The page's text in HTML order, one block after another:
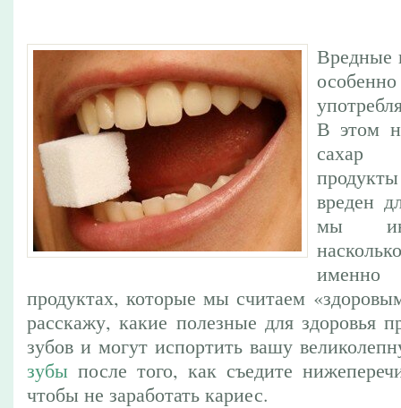
Вредные
В этом
сахар
вреден
мы
именно
продуктах, которые мы считаем
расскажу, какие полезные для здоровья
зубов и могут испортить вашу
зубы после того, как съедите
чтобы не заработать кариес.